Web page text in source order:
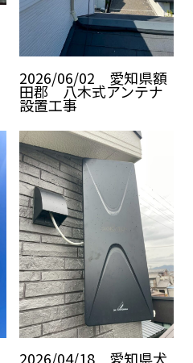
2026/06/02 愛知県額
田郡 八木式アンテナ
設置工事
2026/04/18 愛知県犬